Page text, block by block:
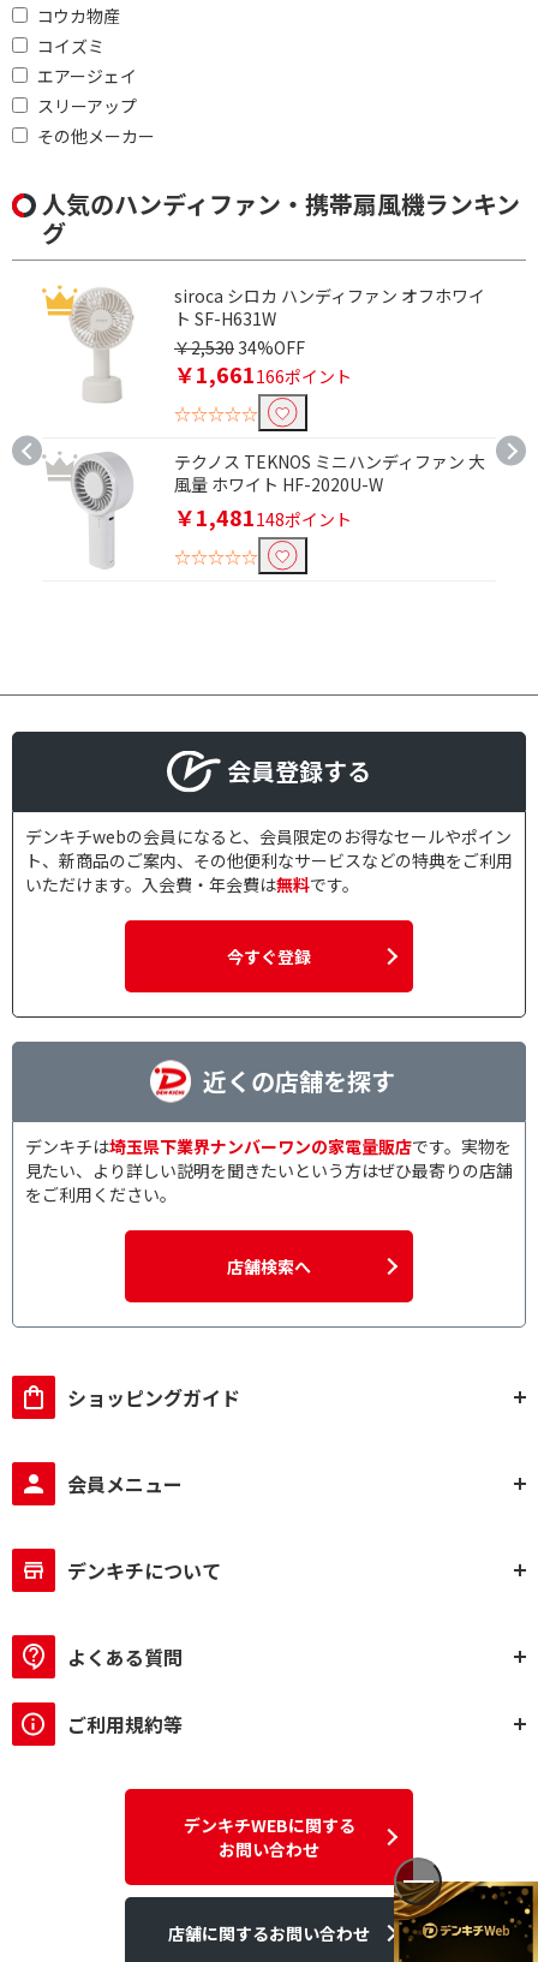
コウカ物産
コイズミ
エアージェイ
スリーアップ
その他メーカー
人気のハンディファン・携帯扇風機ランキン
グ
siroca シロカ ハンディファン オフホワイ
ト SF-H631W
￥2,530 34%OFF
￥1,661166ポイント
☆☆☆☆☆
テクノス TEKNOS ミニハンディファン 大
風量 ホワイト HF-2020U-W
￥1,481148ポイント
☆☆☆☆☆
会員登録する
デンキチwebの会員になると、会員限定のお得なセールやポイン
ト、新商品のご案内、その他便利なサービスなどの特典をご利用
いただけます。入会費・年会費は無料です。
今すぐ登録
近くの店舗を探す
デンキチは埼玉県下業界ナンバーワンの家電量販店です。実物を
見たい、より詳しい説明を聞きたいという方はぜひ最寄りの店舗
をご利用ください。
店舗検索へ
ショッピングガイド
会員メニュー
デンキチについて
よくある質問
ご利用規約等
デンキチWEBに関する
お問い合わせ
店舗に関するお問い合わせ